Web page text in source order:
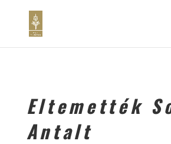
Eltemették
Antalt